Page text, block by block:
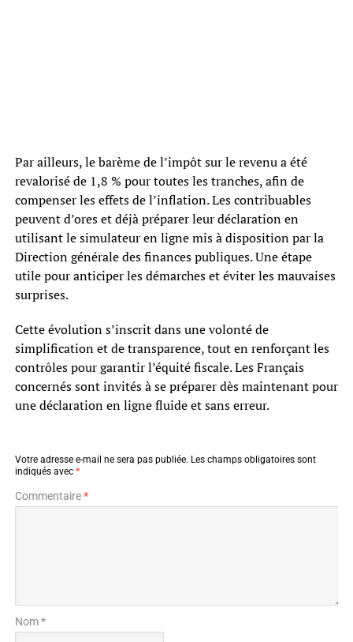
Par ailleurs, le barème de l’impôt sur le revenu a été
revalorisé de 1,8 % pour toutes les tranches, afin de
compenser les effets de l’inflation. Les contribuables
peuvent d’ores et déjà préparer leur déclaration en
utilisant le simulateur en ligne mis à disposition par la
Direction générale des finances publiques. Une étape
utile pour anticiper les démarches et éviter les mauvaises
surprises.
Cette évolution s’inscrit dans une volonté de
simplification et de transparence, tout en renforçant les
contrôles pour garantir l’équité fiscale. Les Français
concernés sont invités à se préparer dès maintenant pour
une déclaration en ligne fluide et sans erreur.
Votre adresse e-mail ne sera pas publiée. Les champs obligatoires sont
indiqués avec *
Commentaire*
Nom *